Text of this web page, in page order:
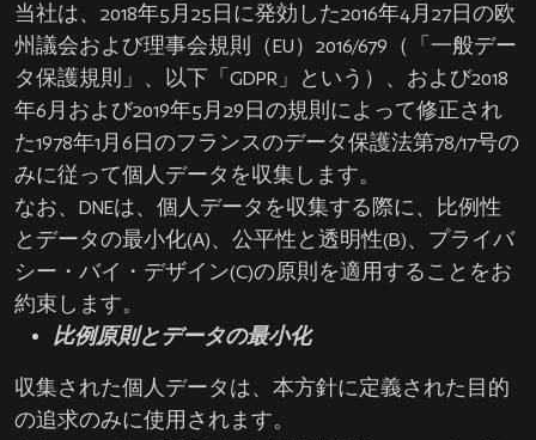
当社は、2018年5月25日に発効した2016年4月27日の欧
州議会および理事会規則（EU）2016/679（「一般デー
タ保護規則」、以下「GDPR」という）、および2018
年6月および2019年5月29日の規則によって修正され
た1978年1月6日のフランスのデータ保護法第78/17号の
みに従って個人データを収集します。
なお、DNEは、個人データを収集する際に、比例性
とデータの最小化(A)、公平性と透明性(B)、プライバ
シー・バイ・デザイン(C)の原則を適用することをお
約束します。
比例原則とデータの最小化
収集された個人データは、本方針に定義された目的
の追求のみに使用されます。